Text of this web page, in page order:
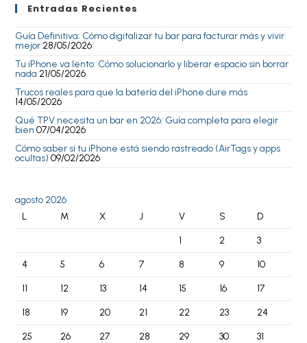
Entradas Recientes
Guía Definitiva: Cómo digitalizar tu bar para facturar más y vivir
mejor 28/05/2026
Tu iPhone va lento: Cómo solucionarlo y liberar espacio sin borrar
nada 21/05/2026
Trucos reales para que la batería del iPhone dure más
14/05/2026
Qué TPV necesita un bar en 2026: Guía completa para elegir
bien 07/04/2026
Cómo saber si tu iPhone está siendo rastreado (AirTags y apps
ocultas) 09/02/2026
agosto 2026
L
M X J V S D
1 2 3
4 5 6 7 8 9 10
11 12 13 14 15 16 17
18 19 20 21 22 23 24
25 26 27 28 29 30 31